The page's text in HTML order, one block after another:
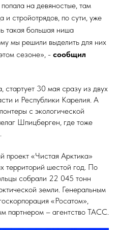
на девяностые, там
стройотрядов, по сути, уже
такая большая ниша
мы решили выделить для них
сезоне», - сообщил
30 мая сразу из двух
и Республики Карелия. А
с экологической
Шпицберген, где тоже
проект «Чистая Арктика»
территорий шестой год. По
собрали 22 045 тонн
земли. Генеральным
«Росатом»,
партнером – агентство ТАСС.